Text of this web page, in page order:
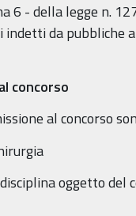
6 - della legge n.
indetti da pubbliche
concorso
al concorso
oggetto del